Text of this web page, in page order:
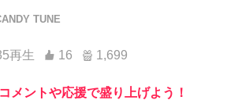
TUNE
再生 16 1,699
メントや応援で盛り上げよう！